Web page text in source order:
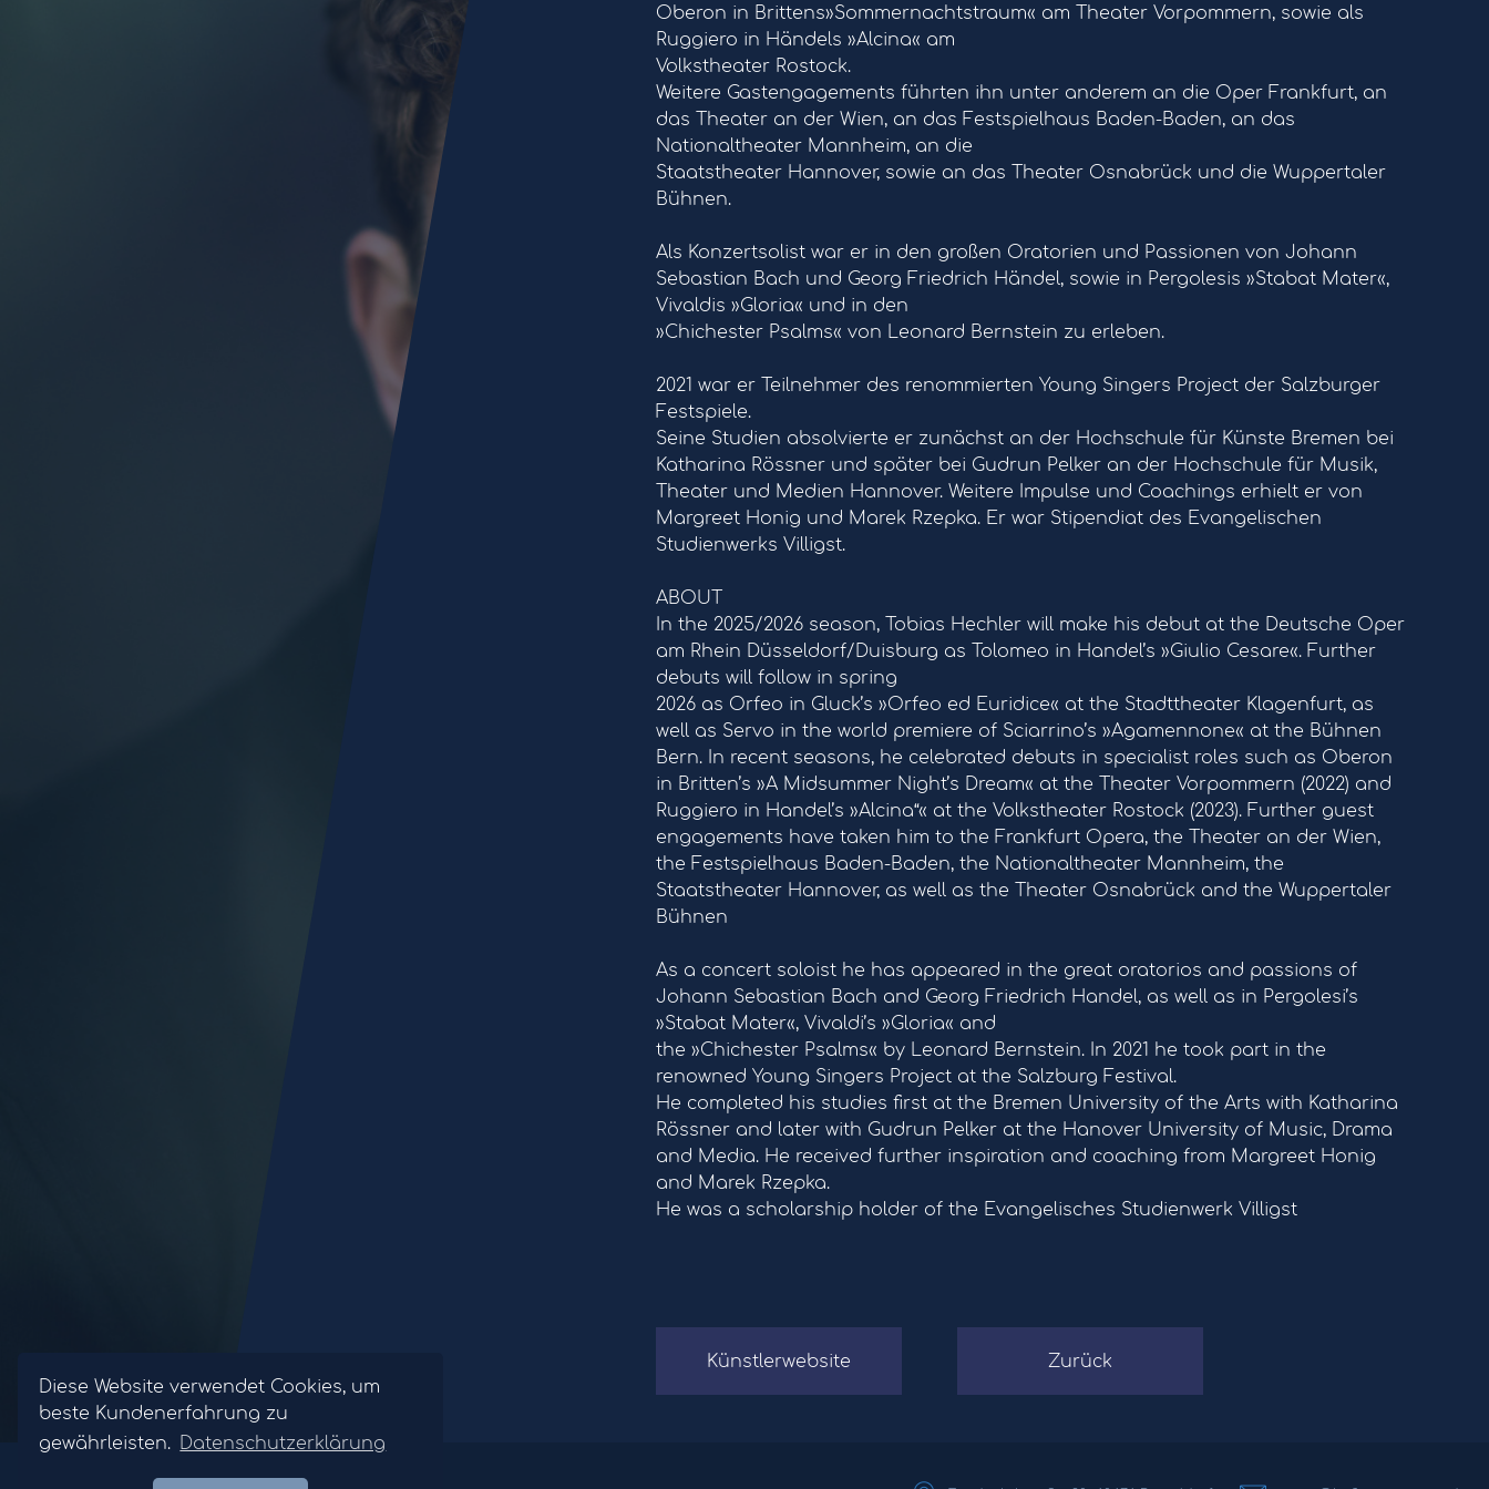
Diese Website verwendet Cookies, um
beste Kundenerfahrung zu
gewährleisten. Datenschutzerklärung
Oberon in Brittens»Sommernachtstraum« am Theater Vorpommern, sowie als
Ruggiero in Händels »Alcina« am
Volkstheater Rostock.
Weitere Gastengagements führten ihn unter anderem an die Oper Frankfurt, an
das Theater an der Wien, an das Festspielhaus Baden-Baden, an das
Nationaltheater Mannheim, an die
Staatstheater Hannover, sowie an das Theater Osnabrück und die Wuppertaler
Bühnen.
Als Konzertsolist war er in den großen Oratorien und Passionen von Johann
Sebastian Bach und Georg Friedrich Händel, sowie in Pergolesis »Stabat Mater«,
Vivaldis »Gloria« und in den
»Chichester Psalms« von Leonard Bernstein zu erleben.
2021 war er Teilnehmer des renommierten Young Singers Project der Salzburger
Festspiele.
Seine Studien absolvierte er zunächst an der Hochschule für Künste Bremen bei
Katharina Rössner und später bei Gudrun Pelker an der Hochschule für Musik,
Theater und Medien Hannover. Weitere Impulse und Coachings erhielt er von
Margreet Honig und Marek Rzepka. Er war Stipendiat des Evangelischen
Studienwerks Villigst.
ABOUT
In the 2025/2026 season, Tobias Hechler will make his debut at the Deutsche Oper
am Rhein Düsseldorf/Duisburg as Tolomeo in Handel’s »Giulio Cesare«. Further
debuts will follow in spring
2026 as Orfeo in Gluck’s »Orfeo ed Euridice« at the Stadttheater Klagenfurt, as
well as Servo in the world premiere of Sciarrino’s »Agamennone« at the Bühnen
Bern. In recent seasons, he celebrated debuts in specialist roles such as Oberon
in Britten’s »A Midsummer Night’s Dream« at the Theater Vorpommern (2022) and
Ruggiero in Handel’s »Alcina“« at the Volkstheater Rostock (2023). Further guest
engagements have taken him to the Frankfurt Opera, the Theater an der Wien,
the Festspielhaus Baden-Baden, the Nationaltheater Mannheim, the
Staatstheater Hannover, as well as the Theater Osnabrück and the Wuppertaler
Bühnen
As a concert soloist he has appeared in the great oratorios and passions of
Johann Sebastian Bach and Georg Friedrich Handel, as well as in Pergolesi’s
»Stabat Mater«, Vivaldi’s »Gloria« and
the »Chichester Psalms« by Leonard Bernstein. In 2021 he took part in the
renowned Young Singers Project at the Salzburg Festival.
He completed his studies first at the Bremen University of the Arts with Katharina
Rössner and later with Gudrun Pelker at the Hanover University of Music, Drama
and Media. He received further inspiration and coaching from Margreet Honig
and Marek Rzepka.
He was a scholarship holder of the Evangelisches Studienwerk Villigst
Künstlerwebsite Zurück